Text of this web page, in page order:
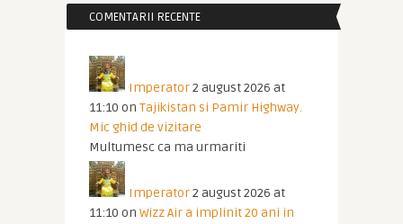
COMENTARII RECENTE
Imperator2 august 2026 at
11:10 on Tajikistan si Pamir Highway.
Mic ghid de vizitare
Multumesc ca ma urmariti
Imperator2 august 2026 at
11:10 on Wizz Air a implinit 20 ani in